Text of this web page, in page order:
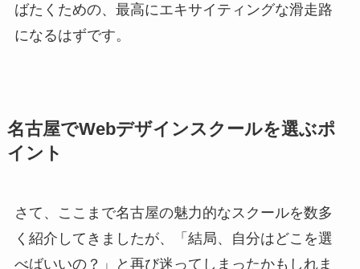
ばたくための、最高にエキサイティングな滑走路
になるはずです。
名古屋でWebデザインスクールを選ぶポ
イント
さて、ここまで名古屋の魅力的なスクールを数多
く紹介してきましたが、「結局、自分はどこを選
べばいいの？」と再び迷ってしまったかもしれま